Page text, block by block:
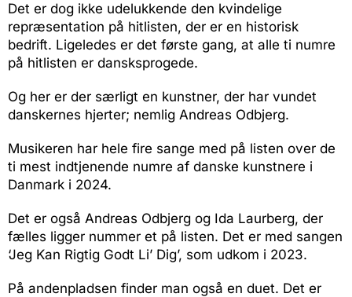
Det er dog ikke udelukkende den kvindelige
repræsentation på hitlisten, der er en historisk
bedrift. Ligeledes er det første gang, at alle ti numre
på hitlisten er dansksprogede.
Og her er der særligt en kunstner, der har vundet
danskernes hjerter; nemlig Andreas Odbjerg.
Musikeren har hele fire sange med på listen over de
ti mest indtjenende numre af danske kunstnere i
Danmark i 2024.
Det er også Andreas Odbjerg og Ida Laurberg, der
fælles ligger nummer et på listen. Det er med sangen
‘Jeg Kan Rigtig Godt Li’ Dig’, som udkom i 2023.
På andenpladsen finder man også en duet. Det er